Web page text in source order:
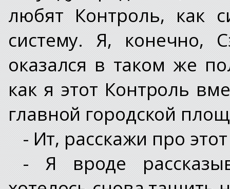
любят Контроль, как
систему. Я,
оказался в таком же
как я этот Контроль
главной городской
- Ит, расскажи про
- Я вроде